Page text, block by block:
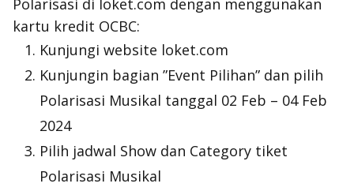
Polarisasi di loket.com dengan menggunakan
kartu kredit OCBC:
Kunjungi website loket.com
Kunjungin bagian ”Event Pilihan” dan pilih
Polarisasi Musikal tanggal 02 Feb – 04 Feb
2024
Pilih jadwal Show dan Category tiket
Polarisasi Musikal